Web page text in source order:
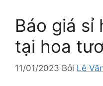
Báo giá sỉ
tại hoa
11/01/2023 Bởi Lê